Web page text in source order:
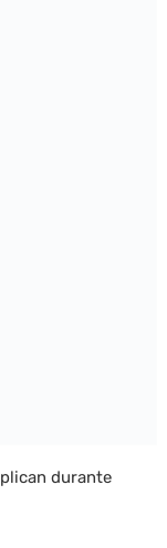
durante